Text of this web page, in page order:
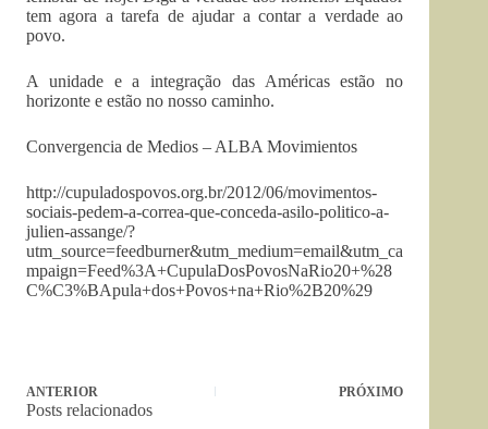
tem agora a tarefa de ajudar a contar a verdade ao
povo.
A unidade e a integração das Américas estão no
horizonte e estão no nosso caminho.
Convergencia de Medios – ALBA Movimientos
http://cupuladospovos.org.br/2012/06/movimentos-
sociais-pedem-a-correa-que-conceda-asilo-politico-a-
julien-assange/?
utm_source=feedburner&utm_medium=email&utm_ca
mpaign=Feed%3A+CupulaDosPovosNaRio20+%28
C%C3%BApula+dos+Povos+na+Rio%2B20%29
ANTERIOR PRÓXIMO
Posts relacionados